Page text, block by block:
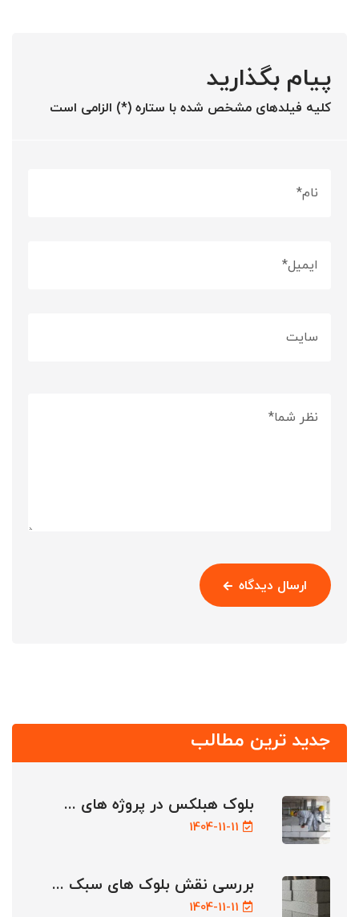
پیام بگذارید
کلیه فیلدهای مشخص شده با ستاره (*) الزامی است
ارسال دیدگاه
جدید ترین مطالب
بلوک هبلکس در پروژه های ...
1404-11-11
بررسی نقش بلوک های سبک ...
1404-11-11